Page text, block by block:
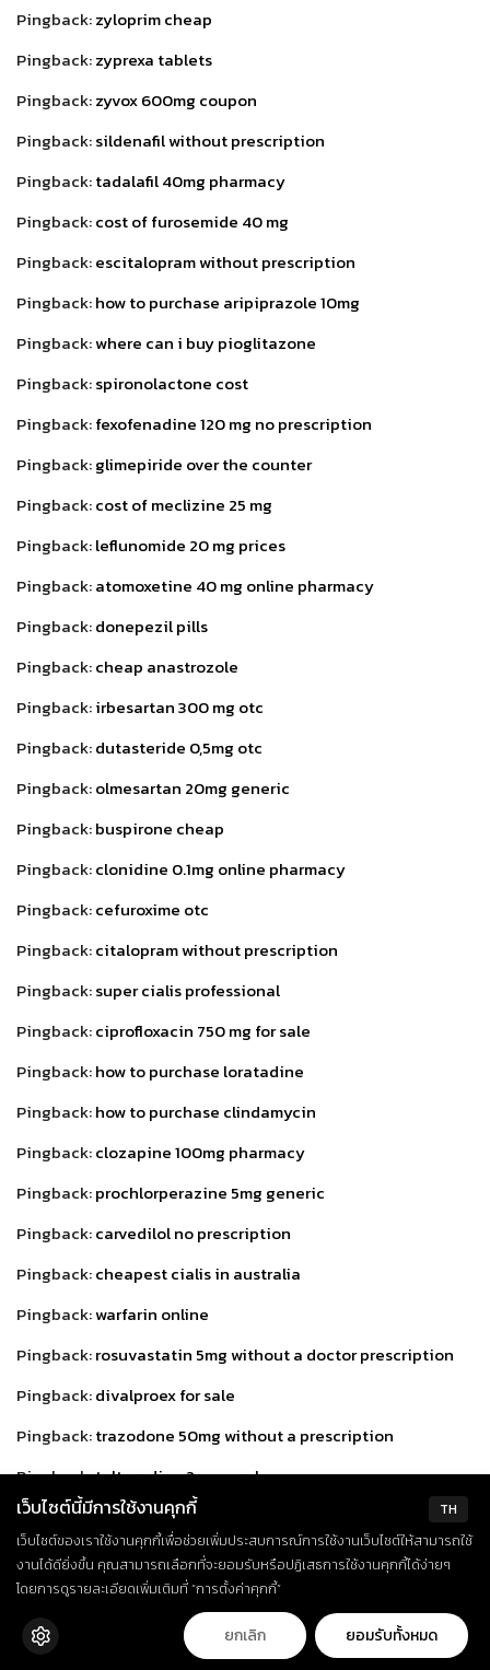
Pingback:zyloprim cheap
Pingback:zyprexa tablets
Pingback:zyvox 600mg coupon
Pingback:sildenafil without prescription
Pingback:tadalafil 40mg pharmacy
Pingback:cost of furosemide 40 mg
Pingback:escitalopram without prescription
Pingback:how to purchase aripiprazole 10mg
Pingback:where can i buy pioglitazone
Pingback:spironolactone cost
Pingback:fexofenadine 120 mg no prescription
Pingback:glimepiride over the counter
Pingback:cost of meclizine 25 mg
Pingback:leflunomide 20 mg prices
Pingback:atomoxetine 40 mg online pharmacy
Pingback:donepezil pills
Pingback:cheap anastrozole
Pingback:irbesartan 300 mg otc
Pingback:dutasteride 0,5mg otc
Pingback:olmesartan 20mg generic
Pingback:buspirone cheap
Pingback:clonidine 0.1mg online pharmacy
Pingback:cefuroxime otc
Pingback:citalopram without prescription
Pingback:super cialis professional
Pingback:ciprofloxacin 750 mg for sale
Pingback:how to purchase loratadine
Pingback:how to purchase clindamycin
Pingback:clozapine 100mg pharmacy
Pingback:prochlorperazine 5mg generic
Pingback:carvedilol no prescription
Pingback:cheapest cialis in australia
Pingback:warfarin online
Pingback:rosuvastatin 5mg without a doctor prescription
Pingback:divalproex for sale
Pingback:trazodone 50mg without a prescription
Pingback:tolterodine 2mg purchase
Pingback:acetazolamide cost
Pingback: fluconazole 150 mg usa
Pingback:phenytoin price
Pingback:
order oxybutynin 2.5 mg
TH
เว็บไซต์นี้มีการใช้งานคุกกี้
เว็บไซต์ของเราใช้งานคุกกี้เพื่อช่วยเพิ่มประสบการณ์การใช้งานเว็บไซต์ให้สามารถใช้
งานได้ดียิ่งขึ้น คุณสามารถเลือกที่จะยอมรับหรือปฏิเสธการใช้งานคุกกี้ได้ง่ายๆ
โดยการดูรายละเอียดเพิ่มเติมที่ “การตั้งค่าคุกกี้”
ยกเลิก ยอมรับทั้งหมด